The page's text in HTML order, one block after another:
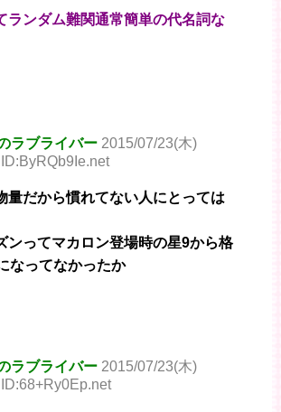
ランダム難関通常簡単の代名詞な
ラブライバー 2015/07/23(木)
量だから慣れてない人にとっては
ンってマカロン登場時の星9から格
なってなかったか
ラブライバー 2015/07/23(木)